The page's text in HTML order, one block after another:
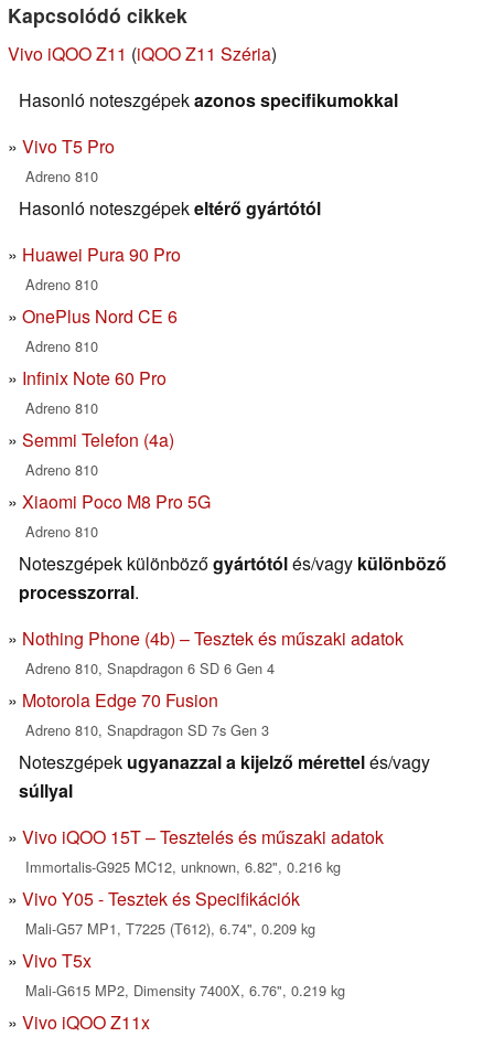
Kapcsolódó cikkek
Vivo iQOO Z11 (iQOO Z11 Széria)
Hasonló noteszgépekazonos specifikumokkal
Vivo T5 Pro
Adreno 810
Hasonló noteszgépekeltérő gyártótól
Huawei Pura 90 Pro
Adreno 810
OnePlus Nord CE 6
Adreno 810
Infinix Note 60 Pro
Adreno 810
Semmi Telefon (4a)
Adreno 810
Xiaomi Poco M8 Pro 5G
Adreno 810
Noteszgépek különbözőgyártótólés/vagy különböző
processzorral.
Nothing Phone (4b) – Tesztek és műszaki adatok
Adreno 810, Snapdragon 6 SD 6 Gen 4
Motorola Edge 70 Fusion
Adreno 810, Snapdragon SD 7s Gen 3
Noteszgépek ugyanazzal a kijelző mérettelés/vagy
súllyal
Vivo iQOO 15T – Tesztelés és műszaki adatok
Immortalis-G925 MC12, unknown, 6.82", 0.216 kg
Vivo Y05 - Tesztek és Specifikációk
Mali-G57 MP1, T7225 (T612), 6.74", 0.209 kg
Vivo T5x
Mali-G615 MP2, Dimensity 7400X, 6.76", 0.219 kg
Vivo iQOO Z11x